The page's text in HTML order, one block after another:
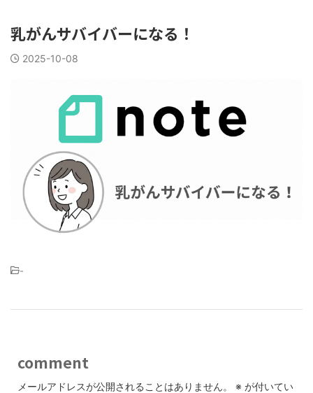
乳がんサバイバーになる！
2025-10-08
-
comment
メールアドレスが公開されることはありません。 ※ が付いてい